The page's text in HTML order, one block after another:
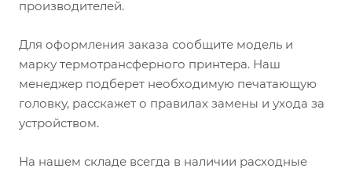
производителей.
Для оформления заказа сообщите модель и
марку термотрансферного принтера. Наш
менеджер подберет необходимую печатающую
головку, расскажет о правилах замены и ухода за
устройством.
На нашем складе всегда в наличии расходные